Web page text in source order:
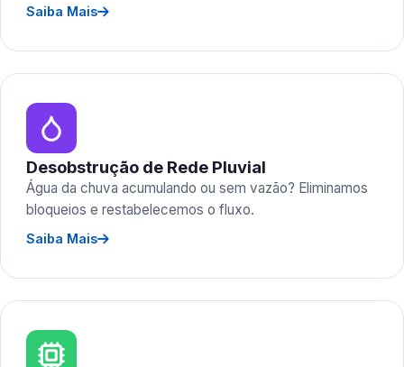
Saiba Mais
Desobstrução de Rede Pluvial
Água da chuva acumulando ou sem vazão? Eliminamos
bloqueios e restabelecemos o fluxo.
Saiba Mais